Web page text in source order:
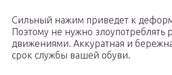
Сильный нажим приведет к
Поэтому не нужно злоупотреблять
движениями. Аккуратная и
срок службы вашей обуви.